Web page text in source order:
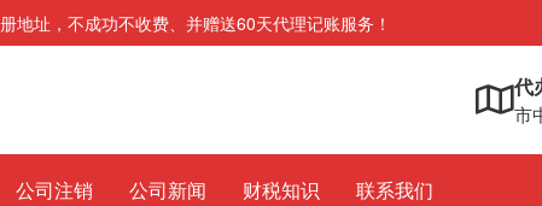
地址，不成功不收费、并赠送60天代理记账服务！
代
市
公司注销 公司新闻 财税知识 联系我们